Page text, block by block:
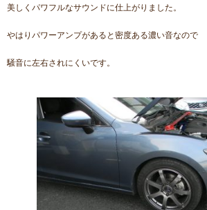
美しくパワフルなサウンドに仕上がりました。
やはりパワーアンプがあると密度ある濃い音なので
騒音に左右されにくいです。